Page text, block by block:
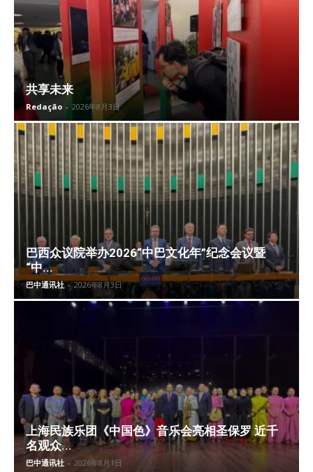
共享未来
Redação - 2026年8月3日
巴西众议院举办2026“中巴文化年”纪念会议暨
“中...
巴中通讯社 - 2026年8月3日
上海民族乐团《中国色》音乐会亮相圣保罗 近千
名观众...
巴中通讯社 - 2026年8月1日